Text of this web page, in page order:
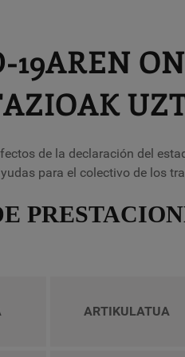
19AREN
de la declaración del
para el colectivo de los
ARTIKULATUA